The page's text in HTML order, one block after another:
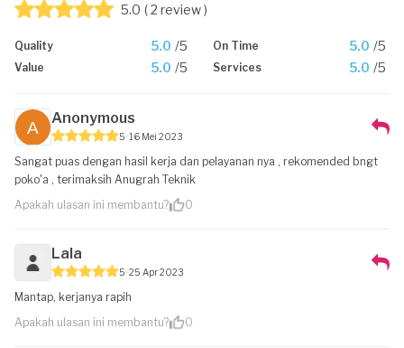
5.0 ( 2 review )
Quality 5.0 /5 On Time 5.0 /5
Value 5.0 /5 Services 5.0 /5
Anonymous
5 16 Mei 2023
Sangat puas dengan hasil kerja dan pelayanan nya , rekomended bngt
poko'a , terimaksih Anugrah Teknik
Apakah ulasan ini membantu?
0
Lala
5 25 Apr 2023
Mantap, kerjanya rapih
Apakah ulasan ini membantu?
0